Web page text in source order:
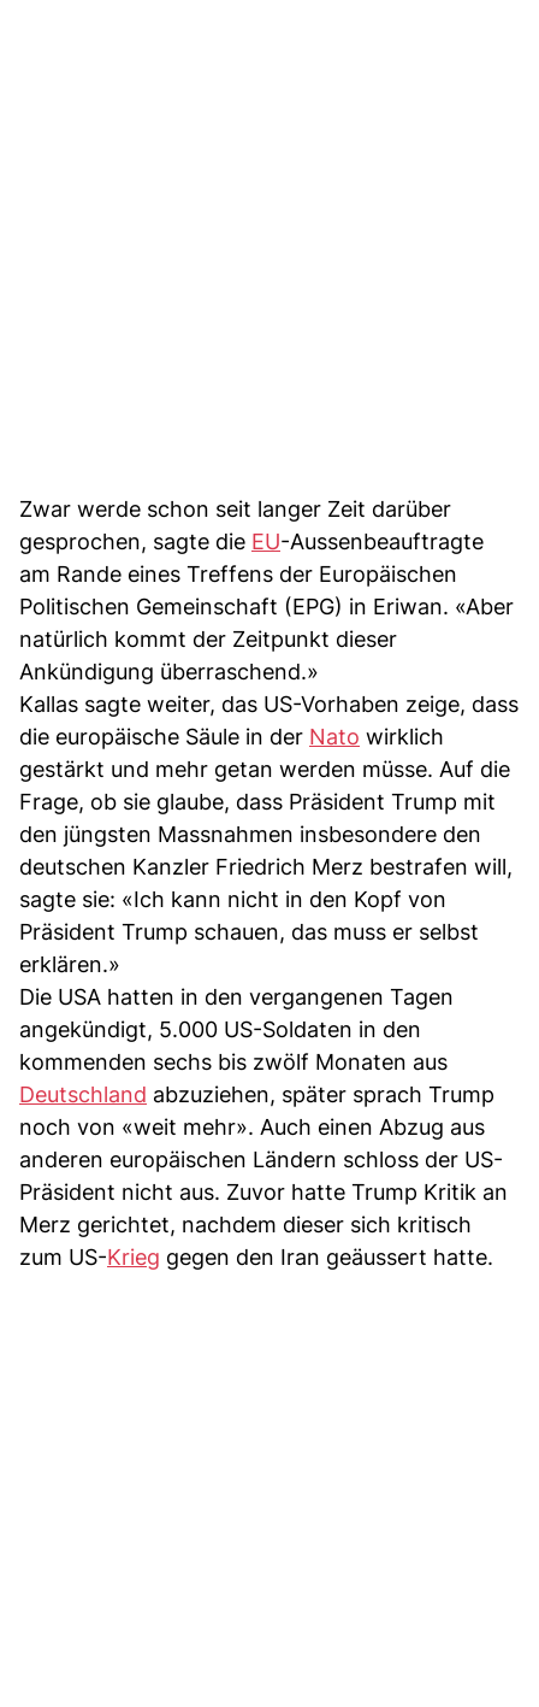
Zwar werde schon seit langer Zeit darüber
gesprochen, sagte die EU-Aussenbeauftragte
am Rande eines Treffens der Europäischen
Politischen Gemeinschaft (EPG) in Eriwan. «Aber
natürlich kommt der Zeitpunkt dieser
Ankündigung überraschend.»
Kallas sagte weiter, das US-Vorhaben zeige, dass
die europäische Säule in der Nato wirklich
gestärkt und mehr getan werden müsse. Auf die
Frage, ob sie glaube, dass Präsident Trump mit
den jüngsten Massnahmen insbesondere den
deutschen Kanzler Friedrich Merz bestrafen will,
sagte sie: «Ich kann nicht in den Kopf von
Präsident Trump schauen, das muss er selbst
erklären.»
Die USA hatten in den vergangenen Tagen
angekündigt, 5.000 US-Soldaten in den
kommenden sechs bis zwölf Monaten aus
Deutschland abzuziehen, später sprach Trump
noch von «weit mehr». Auch einen Abzug aus
anderen europäischen Ländern schloss der US-
Präsident nicht aus. Zuvor hatte Trump Kritik an
Merz gerichtet, nachdem dieser sich kritisch
zum US-Krieg gegen den Iran geäussert hatte.